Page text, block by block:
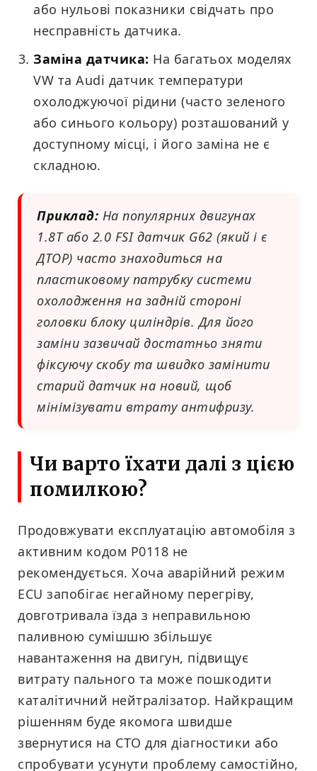
або нульові показники свідчать про
несправність датчика.
Заміна датчика: На багатьох моделях
VW та Audi датчик температури
охолоджуючої рідини (часто зеленого
або синього кольору) розташований у
доступному місці, і його заміна не є
складною.
Приклад: На популярних двигунах
1.8T або 2.0 FSI датчик G62 (який і є
ДТОР) часто знаходиться на
пластиковому патрубку системи
охолодження на задній стороні
головки блоку циліндрів. Для його
заміни зазвичай достатньо зняти
фіксуючу скобу та швидко замінити
старий датчик на новий, щоб
мінімізувати втрату антифризу.
Чи варто їхати далі з цією
помилкою?
Продовжувати експлуатацію автомобіля з
активним кодом P0118 не
рекомендується. Хоча аварійний режим
ECU запобігає негайному перегріву,
довготривала їзда з неправильною
паливною сумішшю збільшує
навантаження на двигун, підвищує
витрату пального та може пошкодити
каталітичний нейтралізатор. Найкращим
рішенням буде якомога швидше
звернутися на СТО для діагностики або
спробувати усунути проблему самостійно,